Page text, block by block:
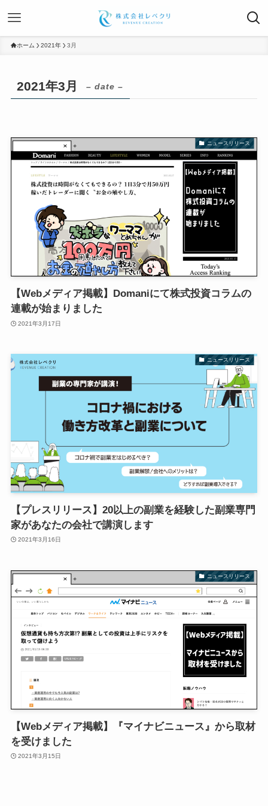
ホーム 2021年 3月
2021年3月 – date –
ニュースリリース
【Webメディア掲載】Domaniにて株式投資コラムの
連載が始まりました
2021年3月17日
ニュースリリース
【プレスリリース】20以上の副業を経験した副業専門
家があなたの会社で講演します
2021年3月16日
ニュースリリース
【Webメディア掲載】『マイナビニュース』から取材
を受けました
2021年3月15日